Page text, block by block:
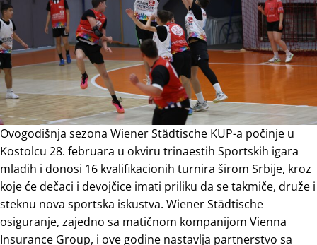
Ovogodišnja sezona Wiener Städtische KUP-a počinje u
Kostolcu 28. februara u okviru trinaestih Sportskih igara
mladih i donosi 16 kvalifikacionih turnira širom Srbije, kroz
koje će dečaci i devojčice imati priliku da se takmiče, druže i
steknu nova sportska iskustva. Wiener Städtische
osiguranje, zajedno sa matičnom kompanijom Vienna
Insurance Group, i ove godine nastavlja partnerstvo sa